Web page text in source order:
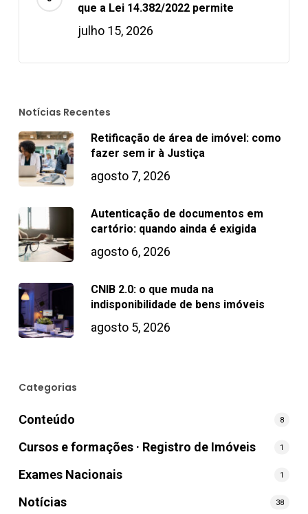
que a Lei 14.382/2022 permite
julho 15, 2026
Notícias Recentes
Retificação de área de imóvel: como
fazer sem ir à Justiça
agosto 7, 2026
Autenticação de documentos em
cartório: quando ainda é exigida
agosto 6, 2026
CNIB 2.0: o que muda na
indisponibilidade de bens imóveis
agosto 5, 2026
Categorias
Conteúdo 8
Cursos e formações · Registro de Imóveis 1
Exames Nacionais 1
Notícias 38